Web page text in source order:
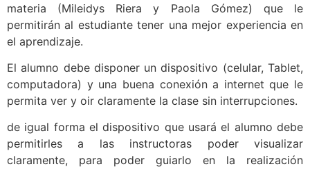
materia (Mileidys Riera y Paola Gómez) que le
permitirán al estudiante tener una mejor experiencia en
el aprendizaje.
El alumno debe disponer un dispositivo (celular, Tablet,
computadora) y una buena conexión a internet que le
permita ver y oir claramente la clase sin interrupciones.
de igual forma el dispositivo que usará el alumno debe
permitirles a las instructoras poder visualizar
claramente, para poder guiarlo en la realización